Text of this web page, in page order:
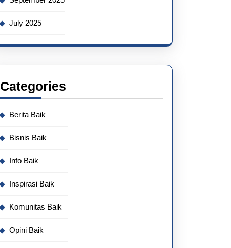
July 2025
Categories
Berita Baik
Bisnis Baik
Info Baik
Inspirasi Baik
Komunitas Baik
Opini Baik